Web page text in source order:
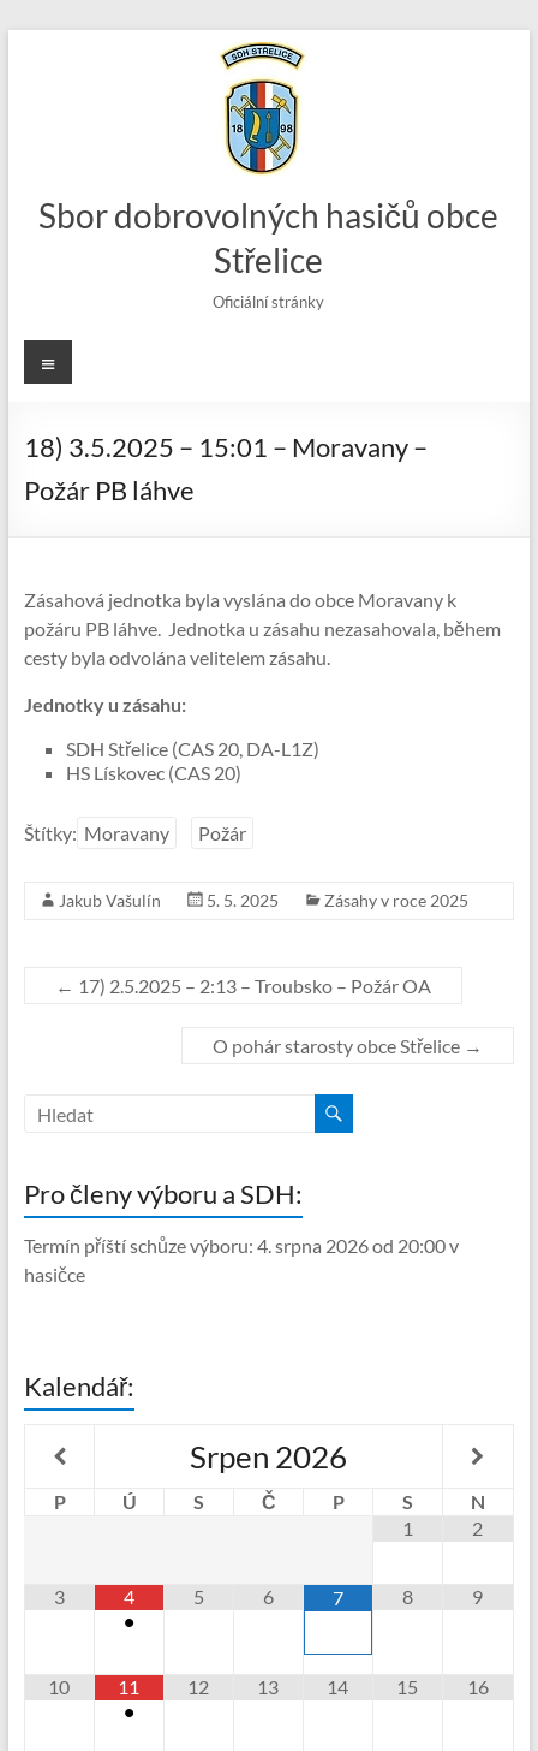
Sbor dobrovolných hasičů obce
Střelice
Oficiální stránky
Menu
18) 3.5.2025 – 15:01 – Moravany –
Požár PB láhve
Zásahová jednotka byla vyslána do obce Moravany k
požáru PB láhve. Jednotka u zásahu nezasahovala, během
cesty byla odvolána velitelem zásahu.
Jednotky u zásahu:
SDH Střelice (CAS 20, DA-L1Z)
HS Lískovec (CAS 20)
Štítky: Moravany Požár
Jakub Vašulín 5. 5. 2025 Zásahy v roce 2025
← 17) 2.5.2025 – 2:13 – Troubsko – Požár OA
O pohár starosty obce Střelice →
Pro členy výboru a SDH:
Termín příští schůze výboru: 4. srpna 2026 od 20:00 v
hasičce
Kalendář:
Srpen 2026
P Ú S Č P S
N
1
2
3
4
•
5 6 7 8 9
10
11
•
12 13 14 15 16